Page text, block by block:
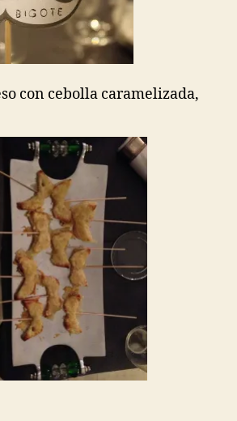
con cebolla caramelizada,